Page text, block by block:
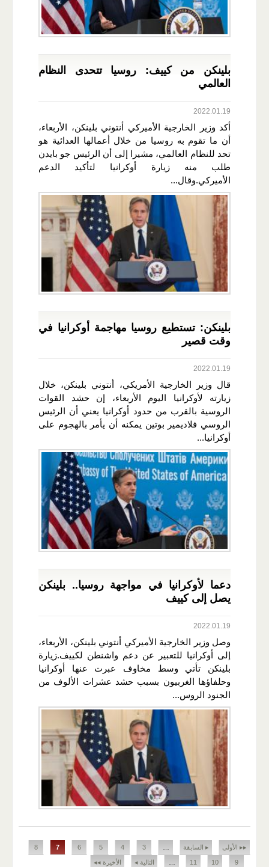
بلينكن من كييف: روسيا تتحدى النظام
العالمي
2022.01.19
أكد وزير الخارجية الأميركي أنتوني بلينكن، الأربعاء،
أن ما تقوم به روسيا من خلال أعمالها العدائية هو
تحد للنظام العالمي، مشيرا إلى أن الرئيس جو بايدن
طلب منه زيارة أوكرانيا لتأكيد الدعم
الأميركي.وقال...
بلينكن: تستطيع روسيا مهاجمة أوكرانيا في
وقت قصير
2022.01.19
قال وزير الخارجية الأمريكي، أنتوني بلينكن، خلال
زيارته لأوكرانيا اليوم الأربعاء، إن حشد القوات
الروسية بالقرب من حدود أوكرانيا يعني أن الرئيس
الروسي فلاديمير بوتين يمكنه أن يأمر بالهجوم على
أوكرانيا...
دعما لأوكرانيا في مواجهة روسيا.. بلينكن
يصل إلى كييف
2022.01.19
وصل وزير الخارجية الأميركي أنتوني بلينكن، الأربعاء،
إلى أوكرانيا للتعبير عن دعم واشنطن لكييف.زيارة
بلينكن تأتي وسط مخاوف عبرت عنها أوكرانيا
وحلفاؤها الغربيون بسبب حشد عشرات الألوف من
الجنود الروس...
الصفحات
▸▸ الأولى ▸ السابقة 3
4
5
6
7
8
9
10
11 التالية ◂ الأخيرة ◂◂